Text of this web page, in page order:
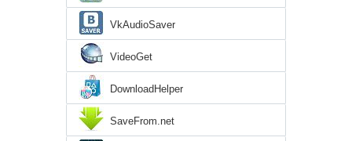
VkAudioSaver
VideoGet
DownloadHelper
SaveFrom.net